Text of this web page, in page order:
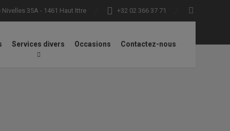
35A - 1461 Haut Ittre +32 02 366 37 71
Services divers Occasions Contactez-nous